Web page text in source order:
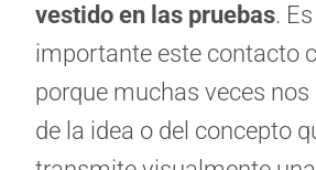
vestido en las pruebas.
importante este contacto
porque muchas veces
de la idea o del concepto